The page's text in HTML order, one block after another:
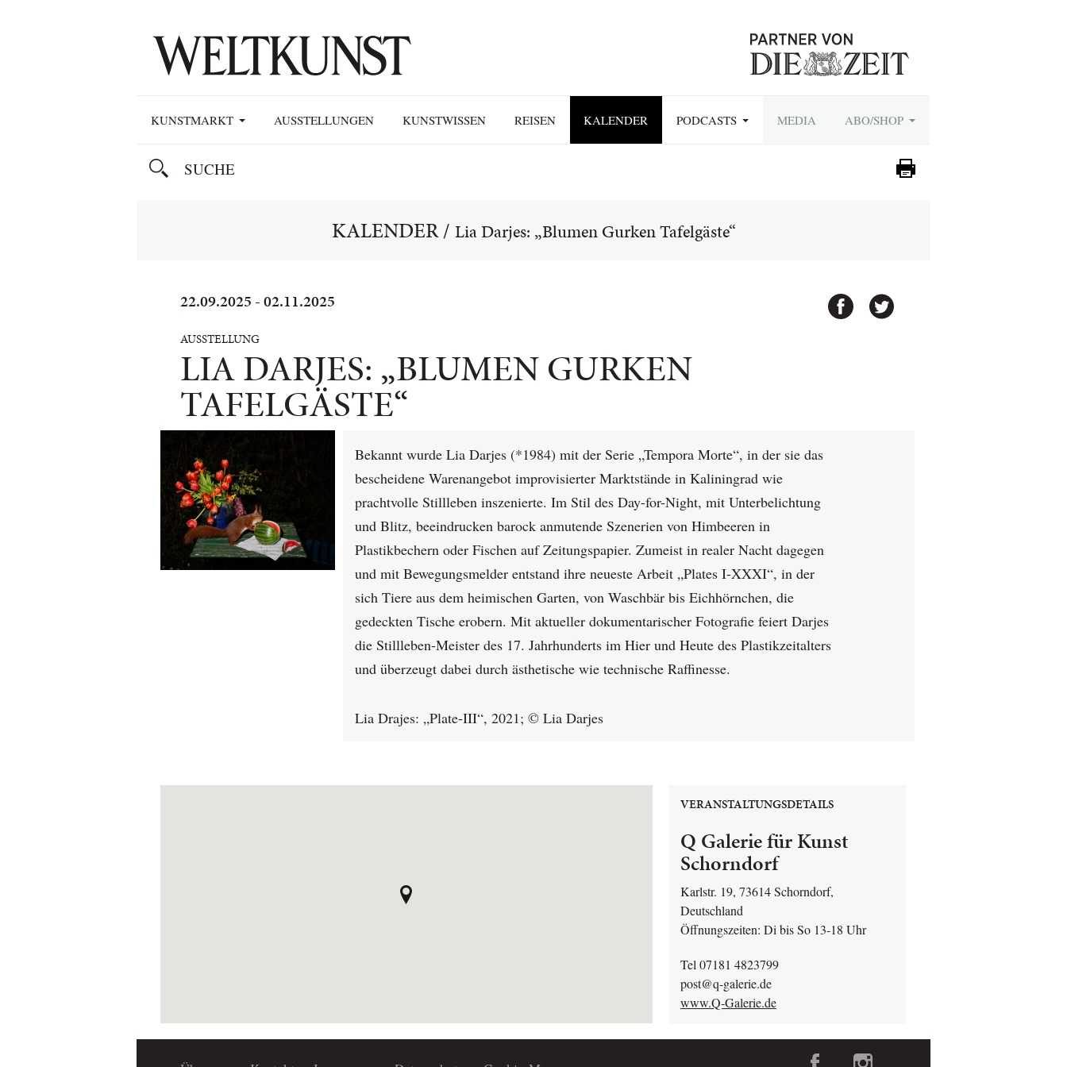
KUNSTMARKT AUSSTELLUNGEN KUNSTWISSEN REISEN KALENDER PODCASTS MEDIA ABO/SHOP
KALENDER/ Lia Darjes: „Blumen Gurken Tafelgäste“
22.09.2025 - 02.11.2025
AUSSTELLUNG
LIA DARJES: „BLUMEN GURKEN
TAFELGÄSTE“
Bekannt wurde Lia Darjes (*1984) mit der Serie „Tempora Morte“, in der sie das
bescheidene Warenangebot improvisierter Marktstände in Kaliningrad wie
prachtvolle Stillleben inszenierte. Im Stil des Day-for-Night, mit Unterbelichtung
und Blitz, beeindrucken barock anmutende Szenerien von Himbeeren in
Plastikbechern oder Fischen auf Zeitungspapier. Zumeist in realer Nacht dagegen
und mit Bewegungsmelder entstand ihre neueste Arbeit „Plates I-XXXI“, in der
sich Tiere aus dem heimischen Garten, von Waschbär bis Eichhörnchen, die
gedeckten Tische erobern. Mit aktueller dokumentarischer Fotografie feiert Darjes
die Stillleben-Meister des 17. Jahrhunderts im Hier und Heute des Plastikzeitalters
und überzeugt dabei durch ästhetische wie technische Raffinesse.
Lia Drajes: „Plate-III“, 2021; © Lia Darjes
VERANSTALTUNGSDETAILS
Q Galerie für Kunst
Schorndorf
Karlstr. 19, 73614 Schorndorf,
Deutschland
Öffnungszeiten: Di bis So 13-18 Uhr
Tel 07181 4823799
post@q-galerie.de
www.Q-Galerie.de